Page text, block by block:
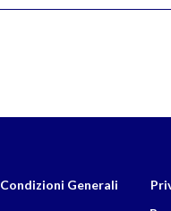
Condizioni Generali